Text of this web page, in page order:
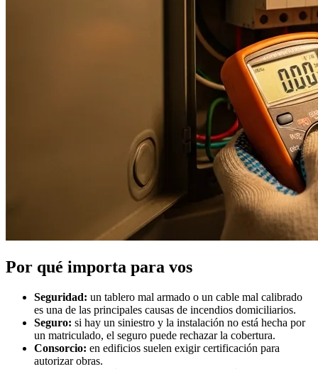
Por qué importa para vos
Seguridad: un tablero mal armado o un cable mal calibrado
es una de las principales causas de incendios domiciliarios.
Seguro: si hay un siniestro y la instalación no está hecha por
un matriculado, el seguro puede rechazar la cobertura.
Consorcio: en edificios suelen exigir certificación para
autorizar obras.